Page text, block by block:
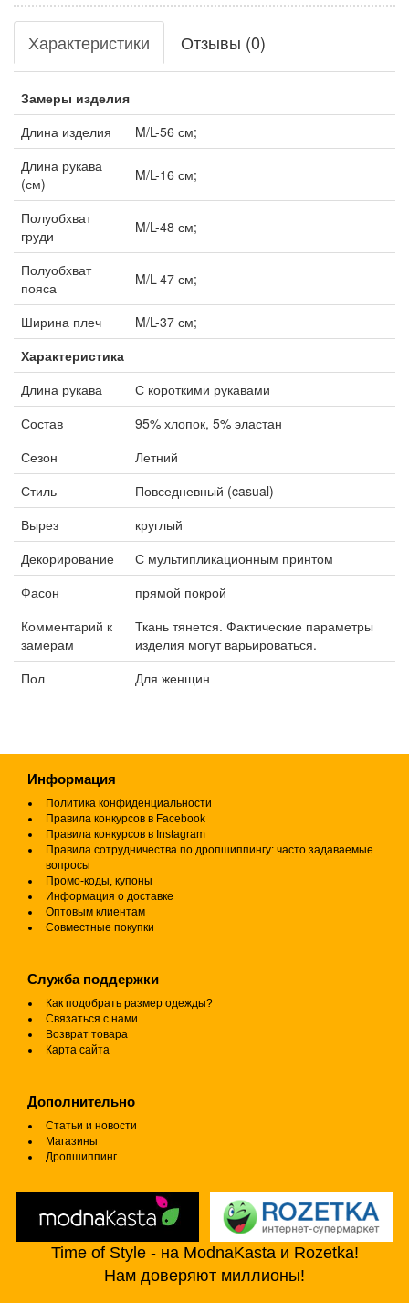
Характеристики Отзывы (0)
Замеры изделия
Длина изделия
M/L-56 см;
Длина рукава
(см)
M/L-16 см;
Полуобхват
груди
M/L-48 см;
Полуобхват
пояса
M/L-47 см;
Ширина плеч
M/L-37 см;
Характеристика
Длина рукава
С короткими рукавами
Состав
95% хлопок, 5% эластан
Сезон
Летний
Стиль
Повседневный (casual)
Вырез
круглый
Декорирование
С мультипликационным принтом
Фасон
прямой покрой
Комментарий к
замерам
Ткань тянется. Фактические параметры
изделия могут варьироваться.
Пол
Для женщин
Информация
Политика конфиденциальности
Правила конкурсов в Facebook
Правила конкурсов в Instagram
Правила сотрудничества по дропшиппингу: часто задаваемые
вопросы
Промо-коды, купоны
Информация о доставке
Оптовым клиентам
Совместные покупки
Служба поддержки
Как подобрать размер одежды?
Связаться с нами
Возврат товара
Карта сайта
Дополнительно
Статьи и новости
Магазины
Дропшиппинг
Time of Style - на ModnaKasta и Rozetka!
Нам доверяют миллионы!